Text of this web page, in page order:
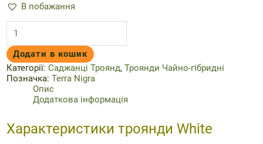
В побажання
чайно-
гібридна
White
Chocolate
/
Чоклат,
кількість
Додати в кошик
Категорії:Саджанці Троянд,Троянди Чайно-гібридні
Позначка:Terra Nigra
Опис
Додаткова інформація
Характеристики троянди White